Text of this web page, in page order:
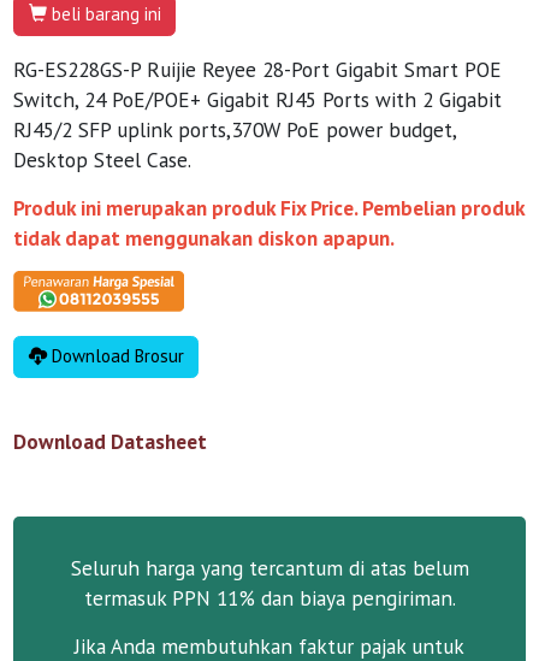
beli barang ini
RG-ES228GS-P Ruijie Reyee 28-Port Gigabit Smart POE
Switch, 24 PoE/POE+ Gigabit RJ45 Ports with 2 Gigabit
RJ45/2 SFP uplink ports,370W PoE power budget,
Desktop Steel Case.
Produk ini merupakan produk Fix Price. Pembelian produk
tidak dapat menggunakan diskon apapun.
Download Brosur
Download Datasheet
Seluruh harga yang tercantum di atas belum
termasuk PPN 11% dan biaya pengiriman.
Jika Anda membutuhkan faktur pajak untuk